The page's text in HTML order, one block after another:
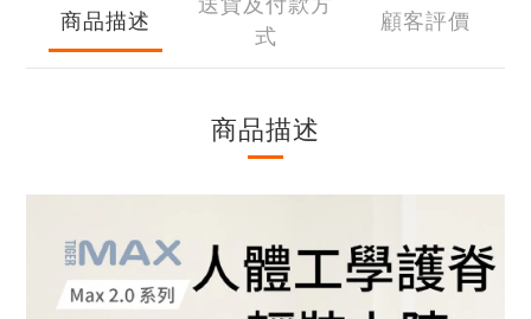
商品描述
式
顧客評價
商品描述